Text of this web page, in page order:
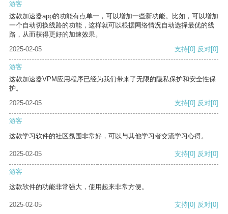
游客
这款加速器app的功能有点单一，可以增加一些新功能。比如，可以增加
一个自动切换线路的功能，这样就可以根据网络情况自动选择最优的线
路，从而获得更好的加速效果。
2025-02-05
支持[0] 反对[0]
游客
这款加速器VPM应用程序已经为我们带来了无限的隐私保护和安全性保
护。
2025-02-05
支持[0] 反对[0]
游客
这款学习软件的社区氛围非常好，可以与其他学习者交流学习心得。
2025-02-05 支持[0] 反对[0]
游客
这款软件的功能非常强大，使用起来非常方便。
2025-02-05 支持[0] 反对[0]